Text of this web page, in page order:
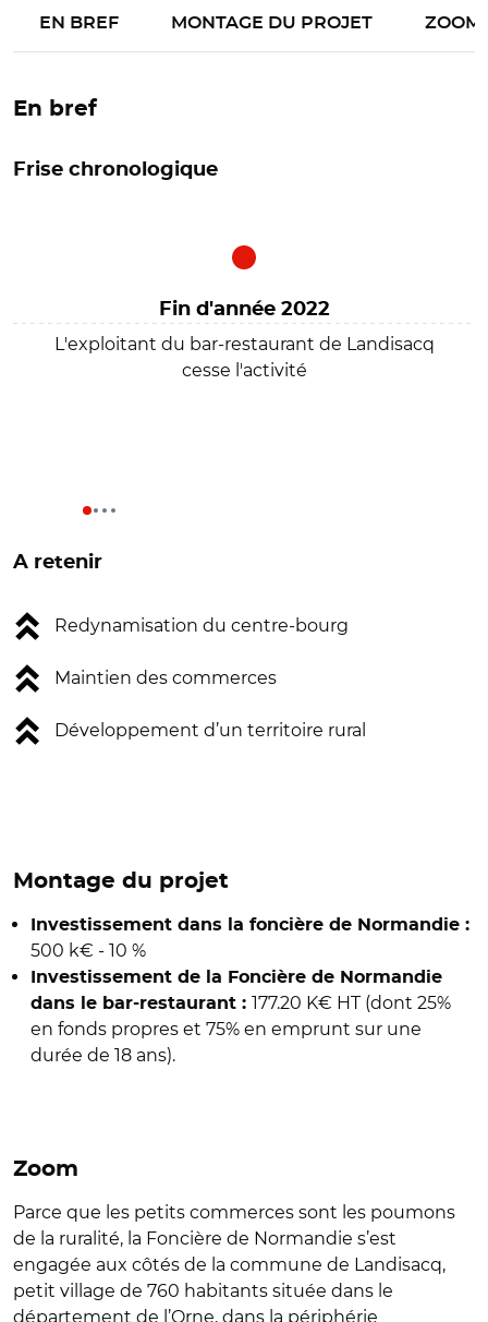
EN BREF MONTAGE DU PROJET ZOOM
En bref
Frise chronologique
Fin d'année 2022
L'exploitant du bar-restaurant de Landisacq
cesse l'activité
A retenir
Redynamisation du centre-bourg
Maintien des commerces
Développement d’un territoire rural
Montage du projet
Investissement dans la foncière de Normandie :
500 k€ - 10 %
Investissement de la Foncière de Normandie
dans le bar-restaurant : 177.20 K€ HT (dont 25%
en fonds propres et 75% en emprunt sur une
durée de 18 ans).
Zoom
Parce que les petits commerces sont les poumons
de la ruralité, la Foncière de Normandie s’est
engagée aux côtés de la commune de Landisacq,
petit village de 760 habitants située dans le
département de l’Orne, dans la périphérie